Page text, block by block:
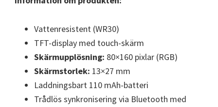
Vattenresistent (WR30)
TFT-display med touch-skärm
Skärmupplösning: 80×160 pixlar (RGB)
Skärmstorlek: 13×27 mm
Laddningsbart 110 mAh-batteri
Trådlös synkronisering via Bluetooth med